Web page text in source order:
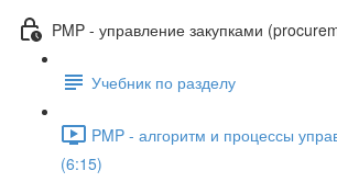
PMP - управление закупками
Учебник по разделу
PMP - алгоритм и процессы
(6:15)